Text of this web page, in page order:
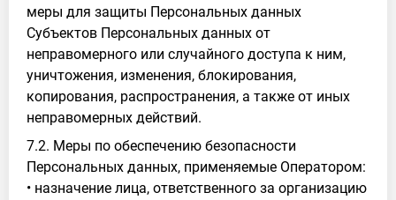
меры для защиты Персональных данных
Субъектов Персональных данных от
неправомерного или случайного доступа к ним,
уничтожения, изменения, блокирования,
копирования, распространения, а также от иных
неправомерных действий.
7.2. Меры по обеспечению безопасности
Персональных данных, применяемые Оператором:
• назначение лица, ответственного за организацию